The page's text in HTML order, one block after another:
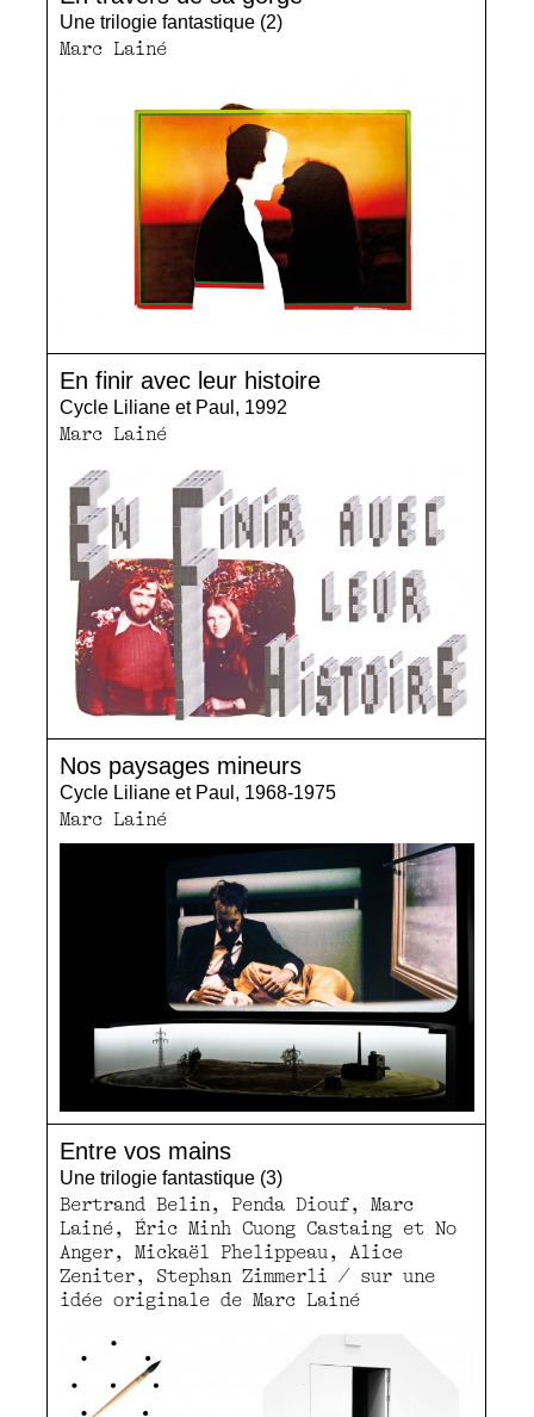
Une trilogie fantastique (2)
Marc Lainé
En finir avec leur histoire
Cycle Liliane et Paul, 1992
Marc Lainé
Nos paysages mineurs
Cycle Liliane et Paul, 1968-1975
Marc Lainé
Entre vos mains
Une trilogie fantastique (3)
Bertrand Belin, Penda Diouf, Marc
Lainé, Éric Minh Cuong Castaing et No
Anger, Mickaël Phelippeau, Alice
Zeniter, Stephan Zimmerli / sur une
idée originale de Marc Lainé